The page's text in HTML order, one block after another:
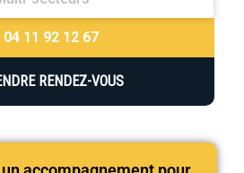
04 11 92 12 67
RENDEZ-VOUS